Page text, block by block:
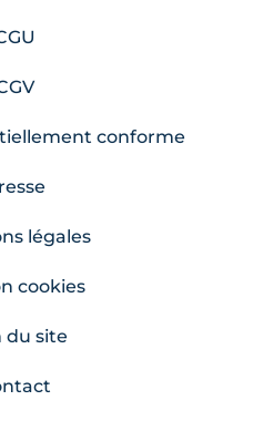
conforme
légales
cookies
du site